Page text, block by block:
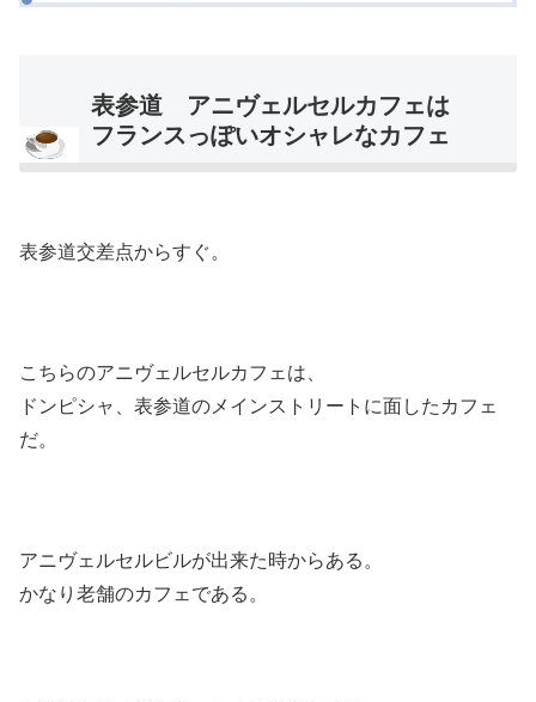
表参道 アニヴェルセルカフェは
フランスっぽいオシャレなカフェ
表参道交差点からすぐ。
こちらのアニヴェルセルカフェは、
ドンピシャ、表参道のメインストリートに面したカフェ
だ。
アニヴェルセルビルが出来た時からある。
かなり老舗のカフェである。